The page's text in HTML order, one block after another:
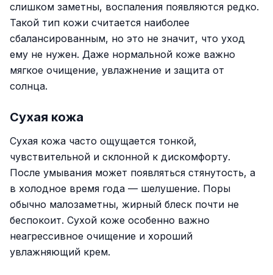
слишком заметны, воспаления появляются редко.
Такой тип кожи считается наиболее
сбалансированным, но это не значит, что уход
ему не нужен. Даже нормальной коже важно
мягкое очищение, увлажнение и защита от
солнца.
Сухая кожа
Сухая кожа часто ощущается тонкой,
чувствительной и склонной к дискомфорту.
После умывания может появляться стянутость, а
в холодное время года — шелушение. Поры
обычно малозаметны, жирный блеск почти не
беспокоит. Сухой коже особенно важно
неагрессивное очищение и хороший
увлажняющий крем.